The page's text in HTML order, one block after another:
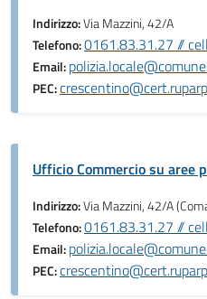
Indirizzo:Via Mazzini, 42/A
Telefono:0161.83.31.27 //
Email:
PEC:
Ufficio Commercio su aree
Indirizzo:Via Mazzini, 42/A
Telefono:0161.83.31.27 //
Email:
PEC: